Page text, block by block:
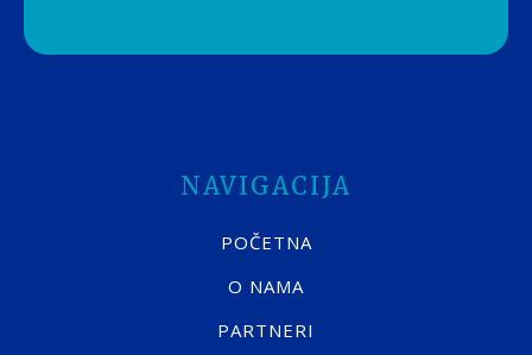
NAVIGACIJA
POČETNA
O NAMA
PARTNERI